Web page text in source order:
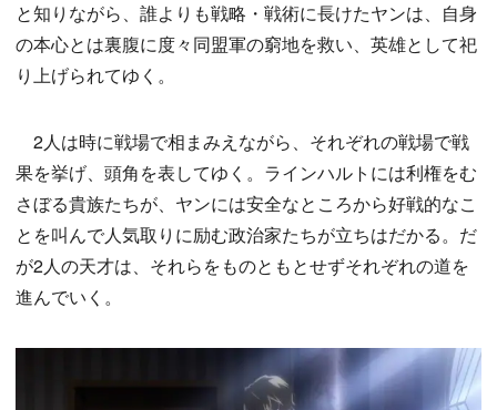
と知りながら、誰よりも戦略・戦術に長けたヤンは、自身
の本心とは裏腹に度々同盟軍の窮地を救い、英雄として祀
り上げられてゆく。
2人は時に戦場で相まみえながら、それぞれの戦場で戦
果を挙げ、頭角を表してゆく。ラインハルトには利権をむ
さぼる貴族たちが、ヤンには安全なところから好戦的なこ
とを叫んで人気取りに励む政治家たちが立ちはだかる。だ
が2人の天才は、それらをものともとせずそれぞれの道を
進んでいく。